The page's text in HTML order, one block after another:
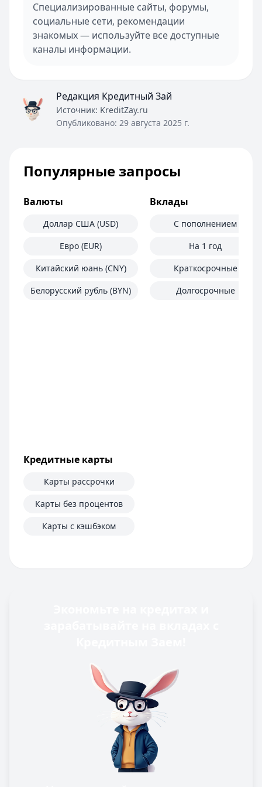
Специализированные сайты, форумы,
социальные сети, рекомендации
знакомых — используйте все доступные
каналы информации.
Редакция Кредитный Зай
Источник: KreditZay.ru
Опубликовано: 29 августа 2025 г.
Популярные запросы
Валюты
Доллар США (USD)
Евро (EUR)
Китайский юань (CNY)
Белорусский рубль (BYN)
Вклады
С пополнением
На 1 год
Краткосрочные
Долгосрочные
Кредитные карты
Карты рассрочки
Карты без процентов
Карты с кэшбэком